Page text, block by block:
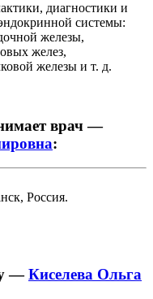
диагностики и
системы:
железы,
желез,
железы и т. д.
врач —
:
Россия.
—Киселева Ольга